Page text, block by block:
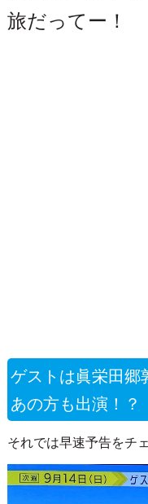
旅だってー！
ゲストは眞栄田
あの方も出演！？
それでは早速予告をチ